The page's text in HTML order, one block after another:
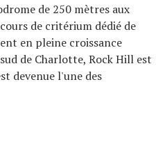
de 250 mètres aux
de critérium dédié de
en pleine croissance
de Charlotte, Rock Hill est
devenue l'une des